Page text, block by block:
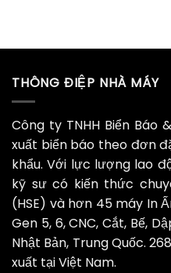
THÔNG ĐIỆP NHÀ MÁY
Công ty TNHH Biển Báo
xuất biển báo theo đơn
khẩu. Với lực lượng lao
kỹ sư có kiến thức
(HSE) và hơn 45 máy In
Gen 5, 6, CNC, Cắt, Bế,
Nhật Bản, Trung Quốc.
xuất tại Việt Nam.